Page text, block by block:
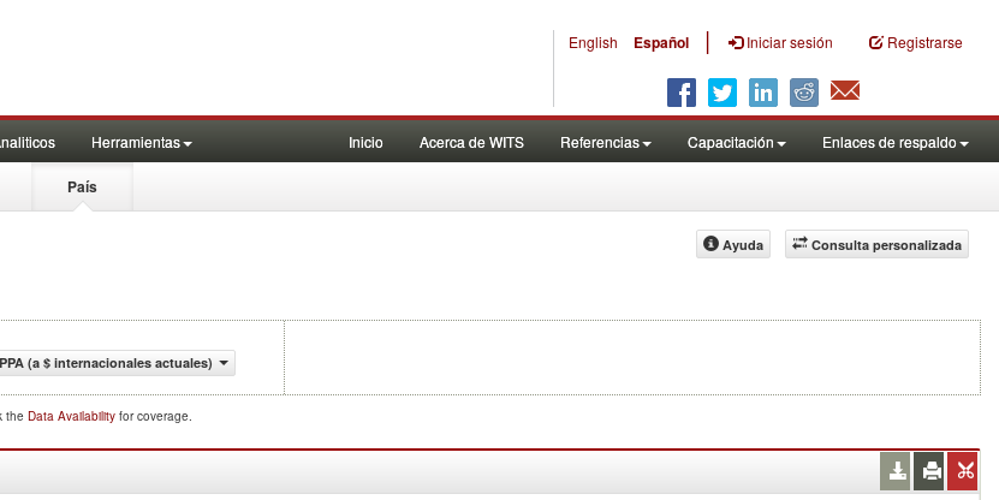
English Español | Iniciar sesión Registrarse
Herramientas Inicio Acerca de WITS Referencias Capacitación Enlaces de respaldo
País
Consulta personalizada
Ayuda
(a $ internacionales actuales)
the Data Availability for coverage.